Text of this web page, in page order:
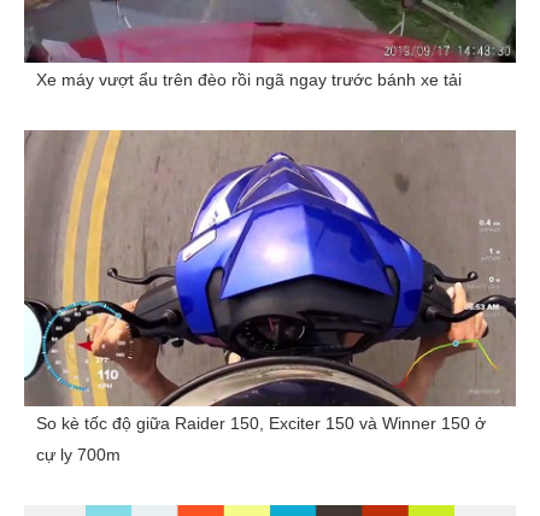
Xe máy vượt ẩu trên đèo rồi ngã ngay trước bánh xe tải
So kè tốc độ giữa Raider 150, Exciter 150 và Winner 150 ở
cự ly 700m